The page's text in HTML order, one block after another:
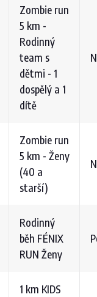
Zombie run
5 km -
Rodinný
team s
dětmi - 1
dospělý a 1
dítě
Zombie run
5 km - Ženy
(40 a
starší)
Rodinný
běh FÉNIX
RUN Ženy
1 km KIDS